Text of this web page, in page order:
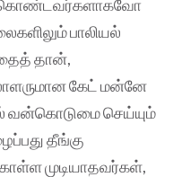
கொண்டவர்களாகவோ
பாலியல்
தான்,
கேட் மன்னே
வன்கொடுமை செய்யும்
தீங்கு
முடியாதவர்கள்,